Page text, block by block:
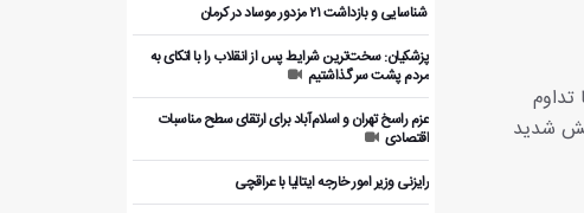
تداوم
شدید
️ شناسایی و بازداشت ۲۱ مزدور موساد در کرمان
پزشکیان: سخت‌ترین شرایط پس از انقلاب را با اتکای به
مردم پشت سر گذاشتیم
عزم راسخ تهران و اسلام‌آباد برای ارتقای سطح مناسبات
اقتصادی
رایزنی وزیر امور خارجه ایتالیا با عراقچی